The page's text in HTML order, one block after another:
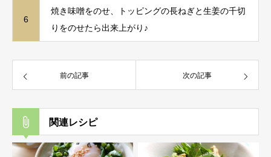
6
焼き味噌をのせ、トッピングの長ねぎと生姜の千切
りをのせたら出来上がり♪
前の記事 次の記事
関連レシピ